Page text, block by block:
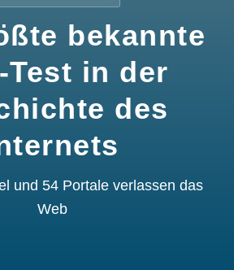
bekannte
Test in der
des
und 54 Portale verlassen das
Web